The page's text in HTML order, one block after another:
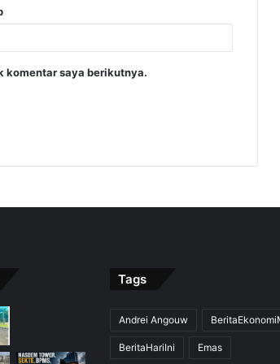
komentar saya berikutnya.
Tags
Andrei Angouw
BeritaHariIni Emas